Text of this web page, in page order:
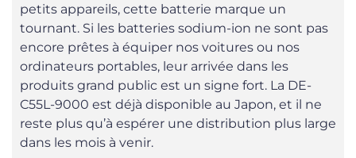
petits appareils, cette batterie marque un
tournant. Si les batteries sodium-ion ne sont pas
encore prêtes à équiper nos voitures ou nos
ordinateurs portables, leur arrivée dans les
produits grand public est un signe fort. La DE-
C55L-9000 est déjà disponible au Japon, et il ne
reste plus qu’à espérer une distribution plus large
dans les mois à venir.